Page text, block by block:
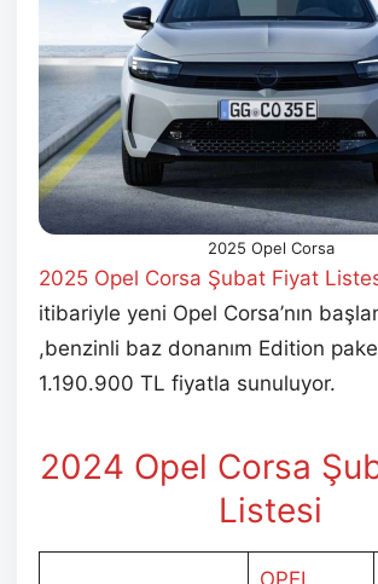
2025 Opel Corsa
2025 Opel Corsa Şubat Fiyat
itibariyle yeni Opel Corsa’nın
,benzinli baz donanım Edition
1.190.900 TL fiyatla sunuluyor.
2024 Opel Corsa
Listesi
OPEL